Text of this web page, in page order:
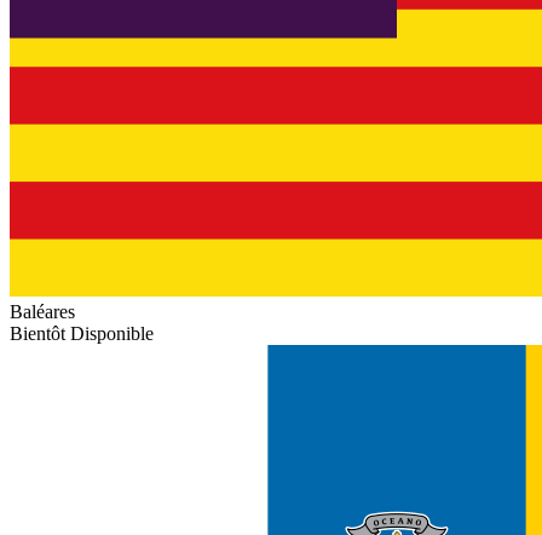
Baléares
Bientôt Disponible